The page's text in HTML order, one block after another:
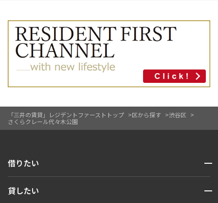
「三井の賃貸」レジデントファーストトップ 区から探す
渋谷区
さくらクレール代々木公園
借りたい 開閉
人気エリアから探す
貸したい 開閉